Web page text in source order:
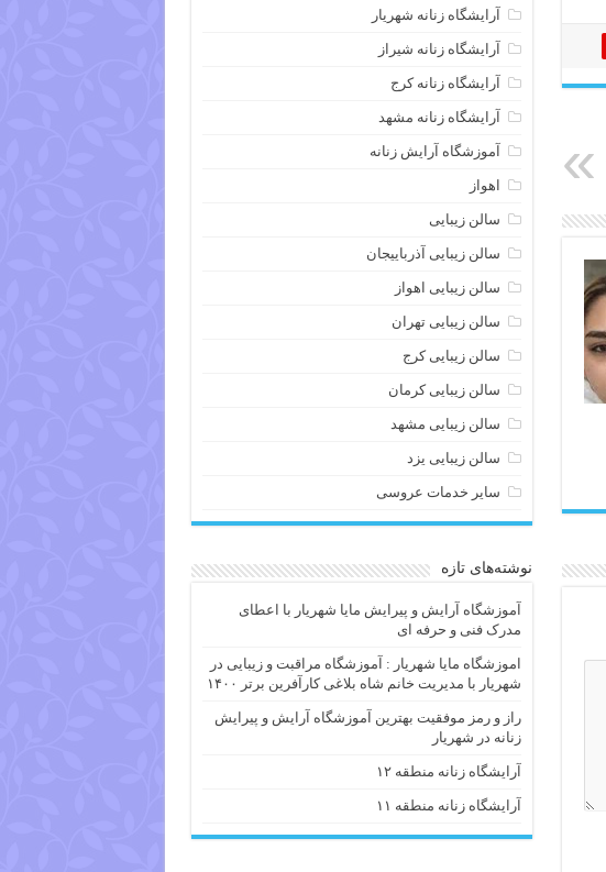
آرایشگاه زنانه شهریار
آرایشگاه زنانه شیراز
آرایشگاه زنانه کرج
آرایشگاه زنانه مشهد
آموزشگاه آرایش زنانه
اهواز
سالن زیبایی
سالن زیبایی آذرباییجان
سالن زیبایی اهواز
سالن زیبایی تهران
سالن زیبایی کرج
سالن زیبایی کرمان
سالن زیبایی مشهد
سالن زیبایی یزد
سایر خدمات عروسی
نوشته‌های تازه
آموزشگاه آرایش و پیرایش مایا شهریار با اعطای
مدرک فنی و حرفه ای
اموزشگاه مایا شهریار : آموزشگاه مراقبت و زیبایی در
شهریار با مدیریت خانم شاه بلاغی کارآفرین برتر ۱۴۰۰
راز و رمز موفقیت بهترین آموزشگاه آرایش و پیرایش
زنانه در شهریار
آرایشگاه زنانه منطقه ۱۲
آرایشگاه زنانه منطقه ۱۱